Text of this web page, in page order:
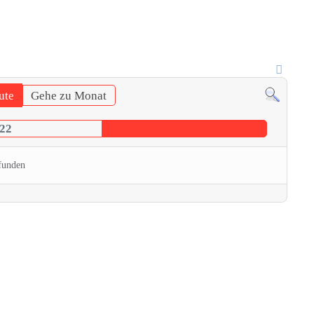
Gehe zu Monat